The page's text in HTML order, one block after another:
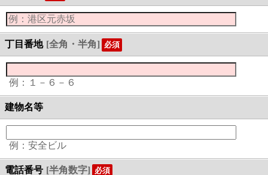
丁目番地 [全角・半角] 必須
例：１－６－６
建物名等
例：安全ビル
電話番号 [半角数字] 必須